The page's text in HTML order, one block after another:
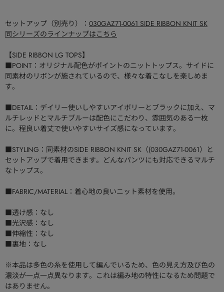
セットアップ（別売り）： 030GAZ71-0061 SIDE RIBBON KNIT SK
同シリーズのラインナップはこちら
【SIDE RIBBON LG TOPS】
■POINT：オリジナル配色がポイントのニットトップス。サイドに
同素材のリボンが施されているので、様々な着こなしを楽しめま
す。
■DETAIL：デイリー使いしやすいアイボリーとブラックに加え、マ
ルチレッドとマルチブルーは配色にこだわり、雰囲気のある一枚
に。程良い着丈で使いやすいサイズ感になっています。
■STYLING：同素材のSIDE RIBBON KNIT SK（(030GAZ71-0061）と
セットアップで着用できます。どんなパンツにも対応できるマルチ
なトップス。
■FABRIC/MATERIAL：着心地の良いニット素材を使用。
■透け感：なし
■光沢感：なし
■伸縮性：なし
■裏地：なし
※本品は多色の糸を使用して編んでいるため、色の見え方及び色の
濃淡が一点一点異なります。これは編み地の特性になるため問題で
はありません。